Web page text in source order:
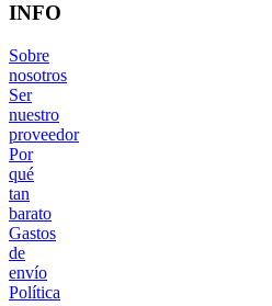
INFO
Sobre
nosotros
Ser
nuestro
proveedor
Por
qué
tan
barato
Gastos
de
envío
Política